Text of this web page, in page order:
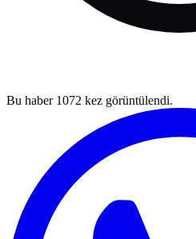
Bu haber 1072 kez görüntülendi.